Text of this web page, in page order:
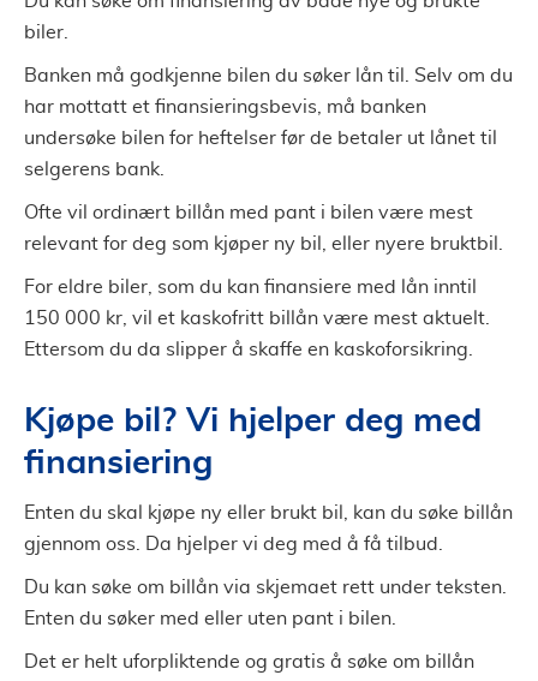
biler.
Banken må godkjenne bilen du søker lån til. Selv om du
har mottatt et finansieringsbevis, må banken
undersøke bilen for heftelser før de betaler ut lånet til
selgerens bank.
Ofte vil ordinært billån med pant i bilen være mest
relevant for deg som kjøper ny bil, eller nyere bruktbil.
For eldre biler, som du kan finansiere med lån inntil
150 000 kr, vil et kaskofritt billån være mest aktuelt.
Ettersom du da slipper å skaffe en kaskoforsikring.
Kjøpe bil? Vi hjelper deg med
finansiering
Enten du skal kjøpe ny eller brukt bil, kan du søke billån
gjennom oss. Da hjelper vi deg med å få tilbud.
Du kan søke om billån via skjemaet rett under teksten.
Enten du søker med eller uten pant i bilen.
Det er helt uforpliktende og gratis å søke om billån